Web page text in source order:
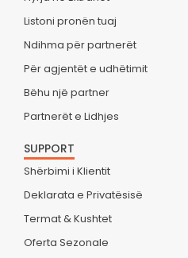
Listoni pronën tuaj
Ndihma për partnerët
Për agjentët e udhëtimit
Bëhu një partner
Partnerët e Lidhjes
SUPPORT
Shërbimi i Klientit
Deklarata e Privatësisë
Termat & Kushtet
Oferta Sezonale